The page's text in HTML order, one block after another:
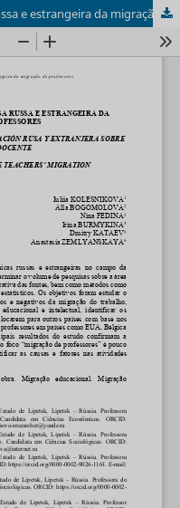
Análise comparativa da pesquisa russa e estrangeira da migração de professores